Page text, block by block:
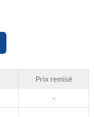
Prix remisé
-